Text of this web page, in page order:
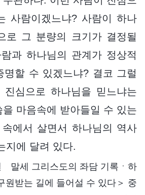
사람이겠느냐? 사람이 하나
로 그 분량의 크기가 결정될
과 하나님의 관계가 정상적
명할 수 있겠느냐? 결코 그럴
심으로 하나님을 믿느냐는
을 마음속에 받아들일 수 있는
에서 살면서 하나님의 역사
지에 달려 있다.
말세 그리스도의 좌담 기록ㆍ하
원받는 길에 들어설 수 있다＞ 중